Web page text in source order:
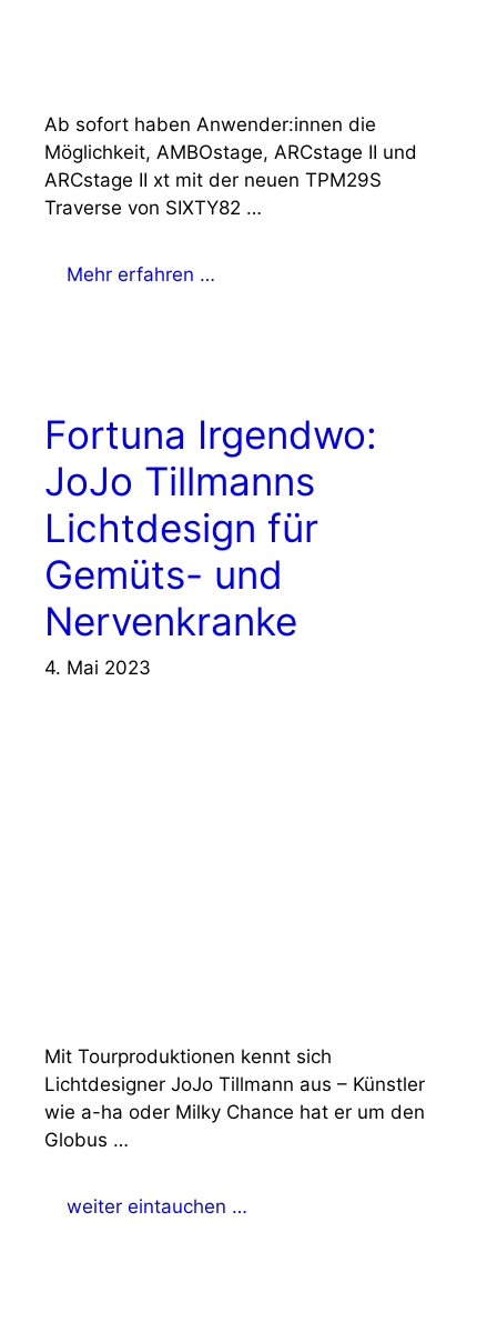
Ab sofort haben Anwender:innen die
Möglichkeit, AMBOstage, ARCstage II und
ARCstage II xt mit der neuen TPM29S
Traverse von SIXTY82 …
Mehr erfahren …
Fortuna Irgendwo:
JoJo Tillmanns
Lichtdesign für
Gemüts- und
Nervenkranke
4. Mai 2023
Mit Tourproduktionen kennt sich
Lichtdesigner JoJo Tillmann aus – Künstler
wie a-ha oder Milky Chance hat er um den
Globus …
weiter eintauchen …